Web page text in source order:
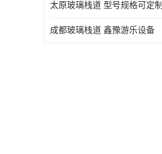
太原玻璃栈道 型号规格可定制
成都玻璃栈道 鑫豫游乐设备